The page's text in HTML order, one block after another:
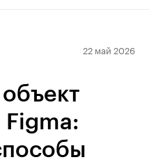
22 май 2026
Figma: